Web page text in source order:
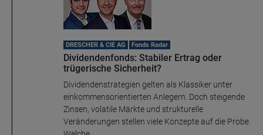
DRESCHER & CIE AG Fonds Radar
Dividendenfonds: Stabiler Ertrag oder
trügerische Sicherheit?
Dividendenstrategien gelten als Klassiker unter
einkommensorientierten Anlegern. Doch steigende
Zinsen, volatile Märkte und strukturelle
Veränderungen stellen viele Konzepte auf die Probe.